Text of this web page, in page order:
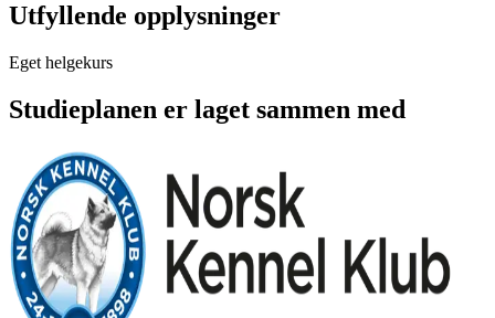
Utfyllende opplysninger
Eget helgekurs
Studieplanen er laget sammen med